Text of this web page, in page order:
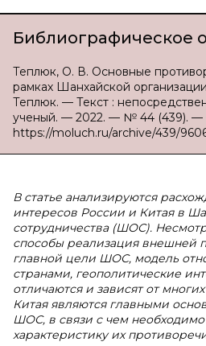
Библиографическое
Теплюк, О. В. Основные
рамках Шанхайской
Теплюк. — Текст :
ученый. — 2022. — № 44 (439). —
https://moluch.ru/archive/439/
В статье анализируются
интересов России и Китая в
сотрудничества (ШОС).
способы реализация внешней
главной цели ШОС, модель
странами, геополитические
отличаются и зависят от
Китая являются главными
ШОС, в связи с чем
характеристику их